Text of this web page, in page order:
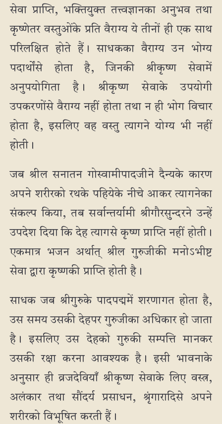
सेवा प्राप्ति, भक्तियुक्त तत्त्वज्ञानका अनुभव तथा
कृष्णेतर वस्तुओंके प्रति वैराग्य ये तीनों ही एक साथ
परिलक्षित होते हैं। साधकका वैराग्य उन भोग्य
पदार्थोंसे होता है, जिनकी श्रीकृष्ण सेवामें
अनुपयोगिता है। श्रीकृष्ण सेवाके उपयोगी
उपकरणोंसे वैराग्य नहीं होता तथा न ही भोग विचार
होता है, इसलिए वह वस्तु त्यागने योग्य भी नहीं
होती।
जब श्रील सनातन गोस्वामीपादजीने दैन्यके कारण
अपने शरीरको रथके पहियेके नीचे आकर त्यागनेका
संकल्प किया, तब सर्वान्तर्यामी श्रीगौरसुन्दरने उन्हें
उपदेश दिया कि देह त्यागसे कृष्ण प्राप्ति नहीं होती।
एकमात्र भजन अर्थात् श्रील गुरुजीकी मनोऽभीष्ट
सेवा द्वारा कृष्णकी प्राप्ति होती है।
साधक जब श्रीगुरुके पादपद्ममें शरणागत होता है,
उस समय उसकी देहपर गुरुजीका अधिकार हो जाता
है। इसलिए उस देहको गुरुकी सम्पत्ति मानकर
उसकी रक्षा करना आवश्यक है। इसी भावनाके
अनुसार ही व्रजदेवियाँ श्रीकृष्ण सेवाके लिए वस्त्र,
अलंकार तथा सौंदर्य प्रसाधन, श्रृंगारादिसे अपने
शरीरको विभूषित करती हैं।